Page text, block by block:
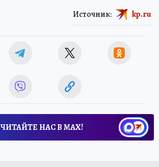
Источник: kp.ru
ЧИТАЙТЕ НАС В МАХ!